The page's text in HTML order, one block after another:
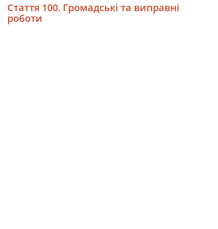
Стаття 100. Громадські та виправні
роботи